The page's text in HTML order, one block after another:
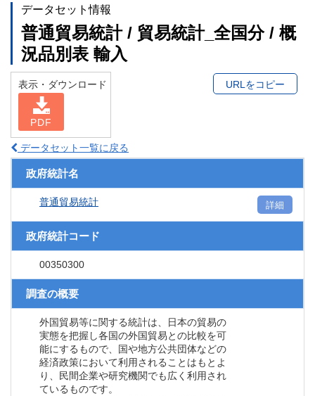
データセット情報
普通貿易統計 / 貿易統計_全国分 / 概
況品別表 輸入
表示・ダウンロード
PDF
URLをコピー
データセット一覧に戻る
政府統計名
普通貿易統計 詳細
政府統計コード
00350300
調査の概要
外国貿易等に関する統計は、日本の貿易の
実態を把握し各国の外国貿易との比較を可
能にするもので、国や地方公共団体などの
経済政策において利用されることはもとよ
り、民間企業や研究機関でも広く利用され
ているものです。